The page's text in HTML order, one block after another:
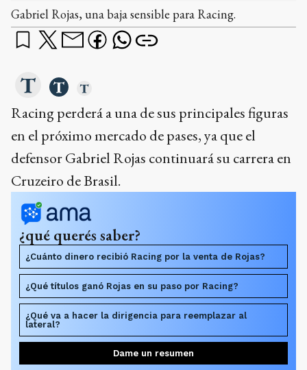
Gabriel Rojas, una baja sensible para Racing.
Racing perderá a una de sus principales figuras
en el próximo mercado de pases, ya que el
defensor Gabriel Rojas continuará su carrera en
Cruzeiro de Brasil.
¿qué querés saber?
¿Cuánto dinero recibió Racing por la venta de Rojas?
¿Qué títulos ganó Rojas en su paso por Racing?
¿Qué va a hacer la dirigencia para reemplazar al
lateral?
Dame un resumen